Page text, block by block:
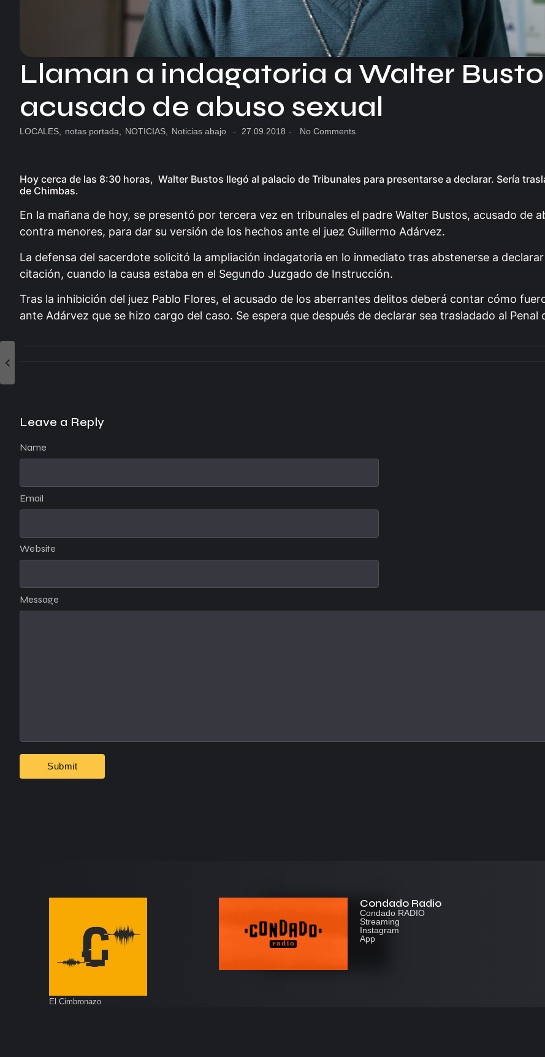
Llaman a indagatoria a Walter
acusado de abuso sexual
LOCALES, notas portada, NOTICIAS, Noticias abajo - 27.09.2018 - No Comments
Hoy cerca de las 8:30 horas, Walter Bustos llegó al palacio de Tribunales para presentarse a declarar. Sería
de Chimbas.
En la mañana de hoy, se presentó por tercera vez en tribunales el padre Walter Bustos, acusado de
contra menores, para dar su versión de los hechos ante el juez Guillermo Adárvez.
La defensa del sacerdote solicitó la ampliación indagatoria en lo inmediato tras abstenerse a
citación, cuando la causa estaba en el Segundo Juzgado de Instrucción.
Tras la inhibición del juez Pablo Flores, el acusado de los aberrantes delitos deberá contar cómo
ante Adárvez que se hizo cargo del caso. Se espera que después de declarar sea trasladado al Penal
Leave a Reply
Message
Name
Email
Website
El Cimbronazo
Condado Radio
Condado RADIO
Streaming
Instagram
App